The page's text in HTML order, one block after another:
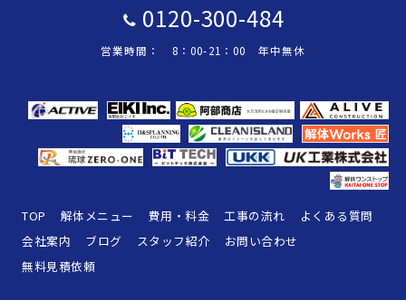
0120-300-484
営業時間： 8：00-21：00 年中無休
TOP 解体メニュー 費用・料金 工事の流れ
よくある質問
会社案内
ブログ スタッフ紹介
お問い合わせ
無料見積依頼